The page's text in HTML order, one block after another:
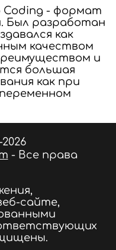
Coding - формат
Был разработан
как
качеством
и
большая
как при
- Все права
сайте,